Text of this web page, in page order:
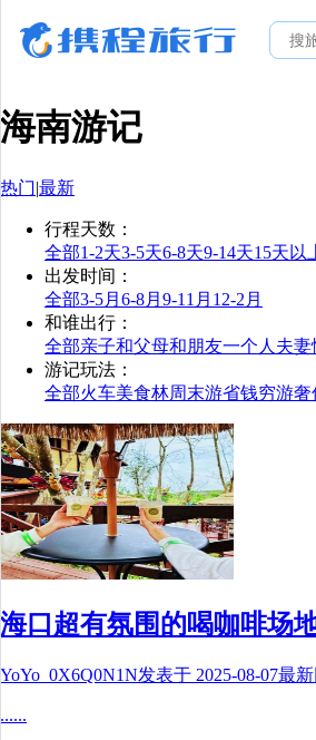
海南游记
热门|最新
行程天数 ：
全部1-2天3-5天6-8天9-14天15天以
出发时间 ：
全部3-5月 6-8月 9-11月 12-2月
和谁出行 ：
全部亲子和父母和朋友一个人 夫妻
游记玩法 ：
全部火车美食林周末游省钱穷游奢
海口超有氛围的喝咖啡场
YoYo_0X6Q0N1N发表于 2025-08-07最
......